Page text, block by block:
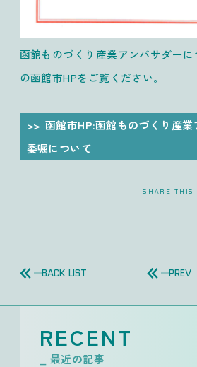
函館ものづくり産業アンバサダー
の函館市HPをご覧ください。
函館市HP:函館ものづくり産業
委嘱について
_ SHARE
BACK LIST PREV
RECENT
_ 最近の記事